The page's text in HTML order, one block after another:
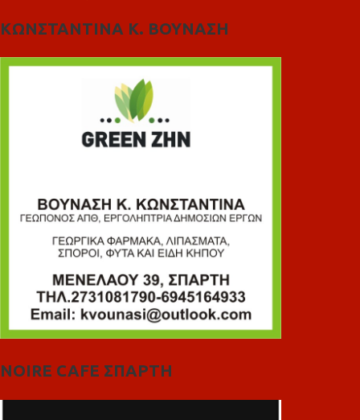
ΚΩΝΣΤΑΝΤΙΝΑ Κ. ΒΟΥΝΑΣΗ
NOIRE CAFE ΣΠΑΡΤΗ